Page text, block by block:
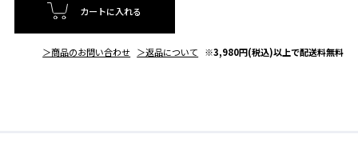
カートに入れる
＞商品のお問い合わせ ＞返品について ※3,980円(税込)以上で配送料無料